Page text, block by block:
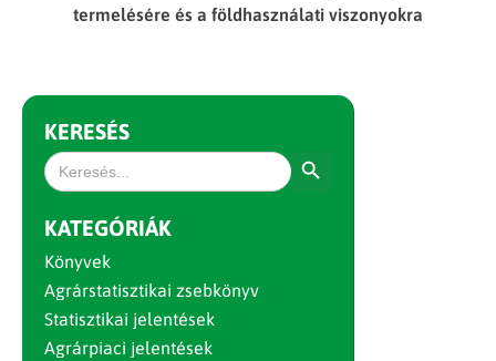
termelésére és a földhasználati viszonyokra
KERESÉS
Search
for:
KATEGÓRIÁK
Könyvek
Agrárstatisztikai zsebkönyv
Statisztikai jelentések
Agrárpiaci jelentések